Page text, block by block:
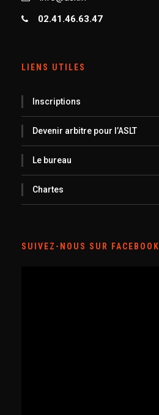
02.41.46.63.47
LIENS UTILES
Inscriptions
Devenir arbitre pour l’ASLT
Le bureau
Chartes
SUIVEZ-NOUS SUR FACEBOOK